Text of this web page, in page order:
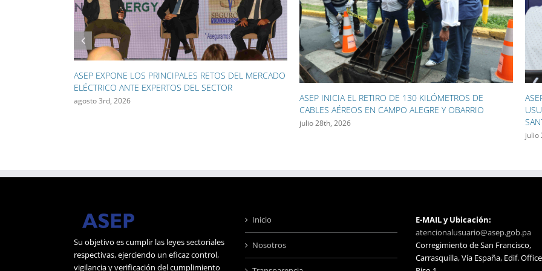
ASEP INICIA EL RETIRO DE 130 KILÓMETROS DE
ASEP ACERCÓ SUS SERVICIOS A CIENTOS DE
USUARIOS DURANTE LAS FIESTAS PATRONALES DE
SANTIAGO
LAS
julio
Su objetivo es cumplir las leyes sectoriales
respectivas, ejerciendo un eficaz control,
vigilancia y verificación del cumplimiento
Inicio
Nosotros
E-MAIL y Ubicación:
atencionalusuario@asep.gob.pa
Corregimiento de San Francisco,
Carrasquilla, Vía España, Edif.